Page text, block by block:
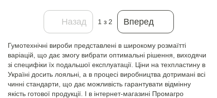
Назад 1 з 2 Вперед
Гумотехнічні вироби представлені в широкому розмаїтті
варіацій, що дає змогу вибрати оптимальні рішення, виходячи
зі специфіки їх подальшої експлуатації. Ціни на техпластину в
Україні досить лояльні, а в процесі виробництва дотримані всі
чинні стандарти, що дає можливість гарантувати відмінну
якість готової продукції. І в інтернет-магазині Промагро